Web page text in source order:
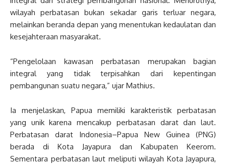
wilayah perbatasan bukan sekadar garis terluar negara,
melainkan beranda depan yang menentukan kedaulatan dan
kesejahteraan masyarakat.
“Pengelolaan kawasan perbatasan merupakan bagian
integral yang tidak terpisahkan dari kepentingan
pembangunan suatu negara,” ujar Mathius.
Ia menjelaskan, Papua memiliki karakteristik perbatasan
yang unik karena mencakup perbatasan darat dan laut.
Perbatasan darat Indonesia–Papua New Guinea (PNG)
berada di Kota Jayapura dan Kabupaten Keerom.
Sementara perbatasan laut meliputi wilayah Kota Jayapura,